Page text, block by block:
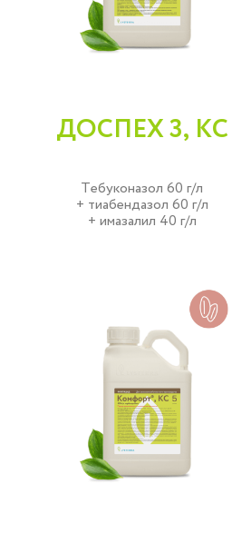
ДОСПЕХ 3, КС
Тебуконазол 60 г/л
+ тиабендазол 60 г/л
+ имазалил 40 г/л